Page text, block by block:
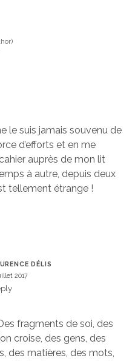
le suis jamais souvenu de
d’efforts et en me
auprès de mon lit
à autre, depuis deux
tellement étrange !
DÉLIS
2017
fragments de soi, des
croise, des gens, des
des matières, des mots,